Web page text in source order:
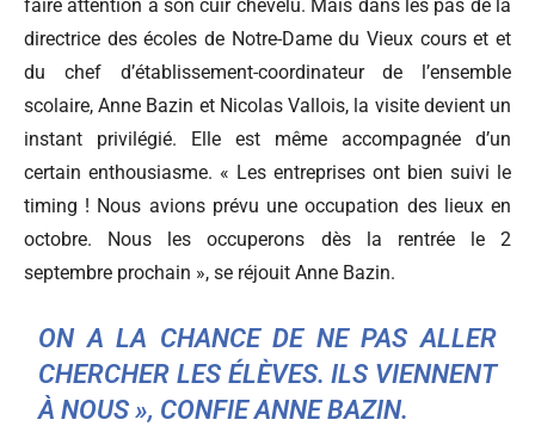
faire attention à son cuir chevelu. Mais dans les pas de la
directrice des écoles de Notre-Dame du Vieux cours et et
du chef d’établissement-coordinateur de l’ensemble
scolaire, Anne Bazin et Nicolas Vallois, la visite devient un
instant privilégié. Elle est même accompagnée d’un
certain enthousiasme. « Les entreprises ont bien suivi le
timing ! Nous avions prévu une occupation des lieux en
octobre. Nous les occuperons dès la rentrée le 2
septembre prochain », se réjouit Anne Bazin.
ON A LA CHANCE DE NE PAS ALLER
CHERCHER LES ÉLÈVES. ILS VIENNENT
À NOUS », CONFIE ANNE BAZIN.